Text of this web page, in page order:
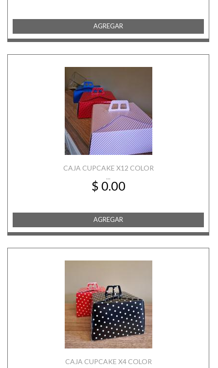
AGREGAR
CAJA CUPCAKE X12 COLOR
...
$ 0.00
AGREGAR
CAJA CUPCAKE X4 COLOR